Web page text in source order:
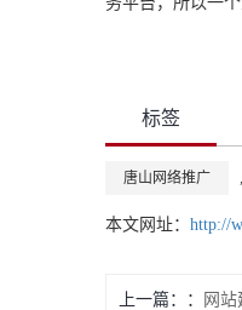
标签
唐山网络推广 ,
本文网址： http://
上一篇： 网